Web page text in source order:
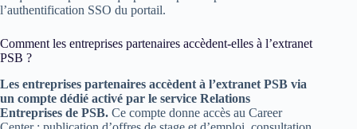
l’authentification SSO du portail.
Comment les entreprises partenaires accèdent-elles à l’extranet
PSB ?
Les entreprises partenaires accèdent à l’extranet PSB via
un compte dédié activé par le service Relations
Entreprises de PSB. Ce compte donne accès au Career